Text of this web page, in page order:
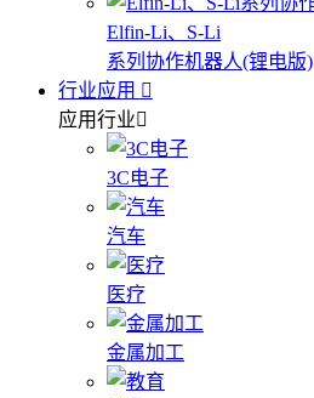
Elfin-Li、S-Li
系列协作机器人(锂电版)
行业应用
应用行业
3C电子
汽车
医疗
金属加工